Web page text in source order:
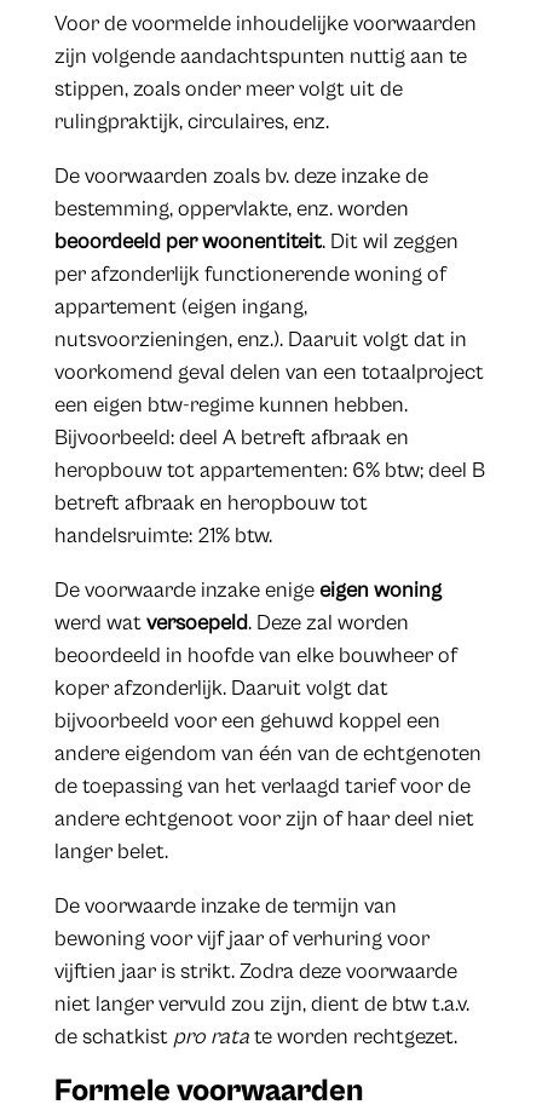
Voor de voormelde inhoudelijke voorwaarden
zijn volgende aandachtspunten nuttig aan te
stippen, zoals onder meer volgt uit de
rulingpraktijk, circulaires, enz.
De voorwaarden zoals bv. deze inzake de
bestemming, oppervlakte, enz. worden
beoordeeld per woonentiteit. Dit wil zeggen
per afzonderlijk functionerende woning of
appartement (eigen ingang,
nutsvoorzieningen, enz.). Daaruit volgt dat in
voorkomend geval delen van een totaalproject
een eigen btw-regime kunnen hebben.
Bijvoorbeeld: deel A betreft afbraak en
heropbouw tot appartementen: 6% btw; deel B
betreft afbraak en heropbouw tot
handelsruimte: 21% btw.
De voorwaarde inzake enigeeigen woning
werd watversoepeld. Deze zal worden
beoordeeld in hoofde van elke bouwheer of
koper afzonderlijk. Daaruit volgt dat
bijvoorbeeld voor een gehuwd koppel een
andere eigendom van één van de echtgenoten
de toepassing van het verlaagd tarief voor de
andere echtgenoot voor zijn of haar deel niet
langer belet.
De voorwaarde inzake de termijn van
bewoning voor vijf jaar of verhuring voor
vijftien jaar is strikt. Zodra deze voorwaarde
niet langer vervuld zou zijn, dient de btw t.a.v.
de schatkist pro ratate worden rechtgezet.
Formele voorwaarden